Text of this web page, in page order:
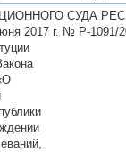
СУДА
2017 г. № Р-1091/